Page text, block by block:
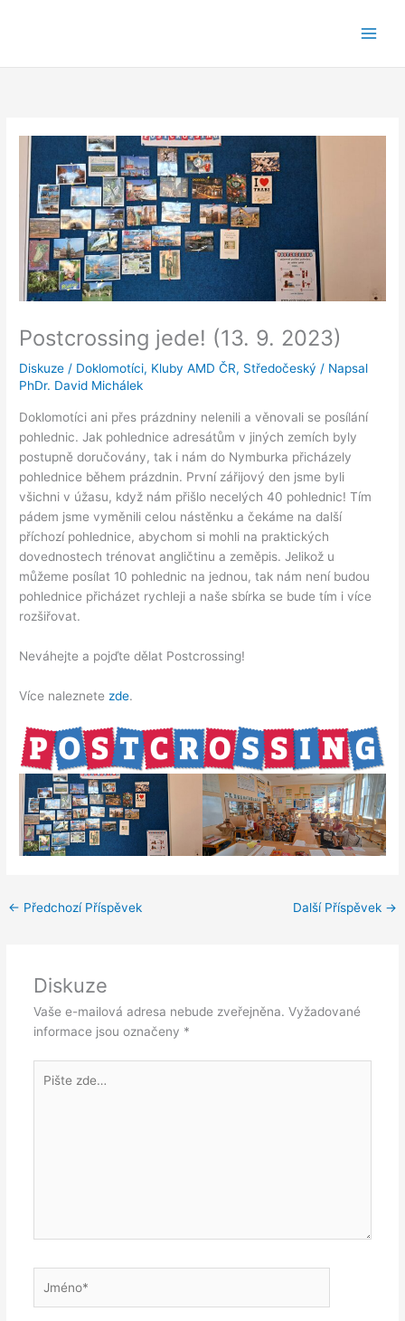
Postcrossing jede! (13. 9. 2023)
Diskuze / Doklomotíci, Kluby AMD ČR, Středočeský / Napsal
PhDr. David Michálek
Doklomotíci ani přes prázdniny nelenili a věnovali se posílání
pohlednic. Jak pohlednice adresátům v jiných zemích byly
postupně doručovány, tak i nám do Nymburka přicházely
pohlednice během prázdnin. První zářijový den jsme byli
všichni v úžasu, když nám přišlo necelých 40 pohlednic! Tím
pádem jsme vyměnili celou nástěnku a čekáme na další
příchozí pohlednice, abychom si mohli na praktických
dovednostech trénovat angličtinu a zeměpis. Jelikož u
můžeme posílat 10 pohlednic na jednou, tak nám není budou
pohlednice přicházet rychleji a naše sbírka se bude tím i více
rozšiřovat.
Neváhejte a pojďte dělat Postcrossing!
Více naleznete zde.
← Předchozí Příspěvek Další Příspěvek →
Diskuze
Vaše e-mailová adresa nebude zveřejněna. Vyžadované
informace jsou označeny *
zde…